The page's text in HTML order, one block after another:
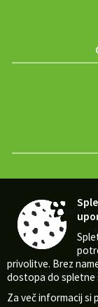
Zasnova,
Izjava o
privolitve. Brez
dostopa do spletne
Za več informacij si